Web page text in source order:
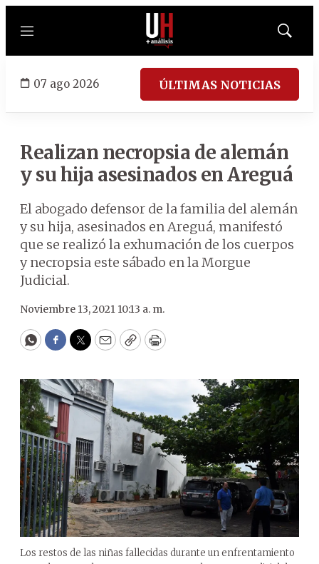
Menú
Mostrar
07 ago 2026 ÚLTIMAS NOTICIAS
Realizan necropsia de alemán
y su hija asesinados en Areguá
El abogado defensor de la familia del alemán
y su hija, asesinados en Areguá, manifestó
que se realizó la exhumación de los cuerpos
y necropsia este sábado en la Morgue
Judicial.
Noviembre 13, 2021 10:13 a. m.
WhatsApp
Facebook
Twitter
EmailCopyPrint
Los restos de las niñas fallecidas durante un enfrentamiento